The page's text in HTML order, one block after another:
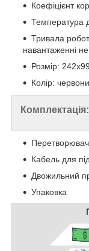
Коефіцієнт
Температура
Тривала
навантаженні
Розмір:
Колір:
Комплектація:
Кабель для
Двожильний
Упаковка